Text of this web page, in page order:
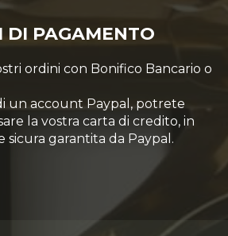
DI PAGAMENTO
ordini con Bonifico Bancario o
un account Paypal, potrete
la vostra carta di credito, in
garantita da Paypal.